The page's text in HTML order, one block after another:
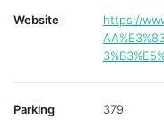
Website
https://
Parking 379